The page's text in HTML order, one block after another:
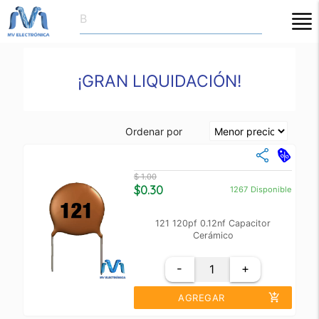
¡GRAN LIQUIDACIÓN!
Ordenar por
$ 1.00
$0.30 1267 Disponible
121 120pf 0.12nf Capacitor
Cerámico
- +
AGREGAR add_shopping_cart